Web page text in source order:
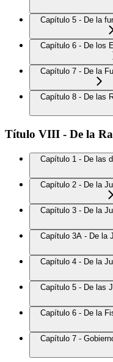
Capítulo 5 - De la
Capítulo 6 - De los
Capítulo 7 - De la
Capítulo 8 - De las
Título VIII - De la
Capítulo 1 - De las
Capítulo 2 - De la
Capítulo 3 - De la
Capítulo 3A - De la
Capítulo 4 - De la
Capítulo 5 - De las
Capítulo 6 - De la
Capítulo 7 -